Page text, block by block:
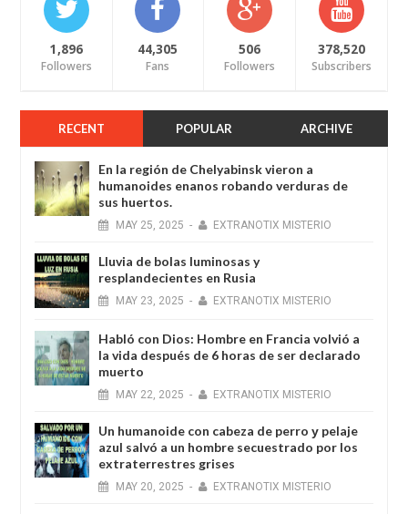
1,896
Followers
44,305
Fans
506
Followers
378,520
Subscribers
RECENT POPULAR ARCHIVE
En la región de Chelyabinsk vieron a
humanoides enanos robando verduras de
sus huertos.
MAY 25, 2025 - EXTRANOTIX MISTERIO
Lluvia de bolas luminosas y
resplandecientes en Rusia
MAY 23, 2025 - EXTRANOTIX MISTERIO
Habló con Dios: Hombre en Francia volvió a
la vida después de 6 horas de ser declarado
muerto
MAY 22, 2025 - EXTRANOTIX MISTERIO
Un humanoide con cabeza de perro у pelaje
azul salvó a un hombre secuestrado por los
extraterrestres grises
MAY 20, 2025 - EXTRANOTIX MISTERIO